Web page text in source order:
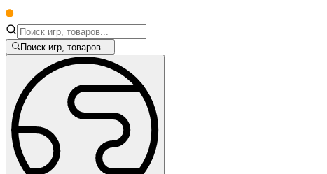
Поиск игр, товаров...